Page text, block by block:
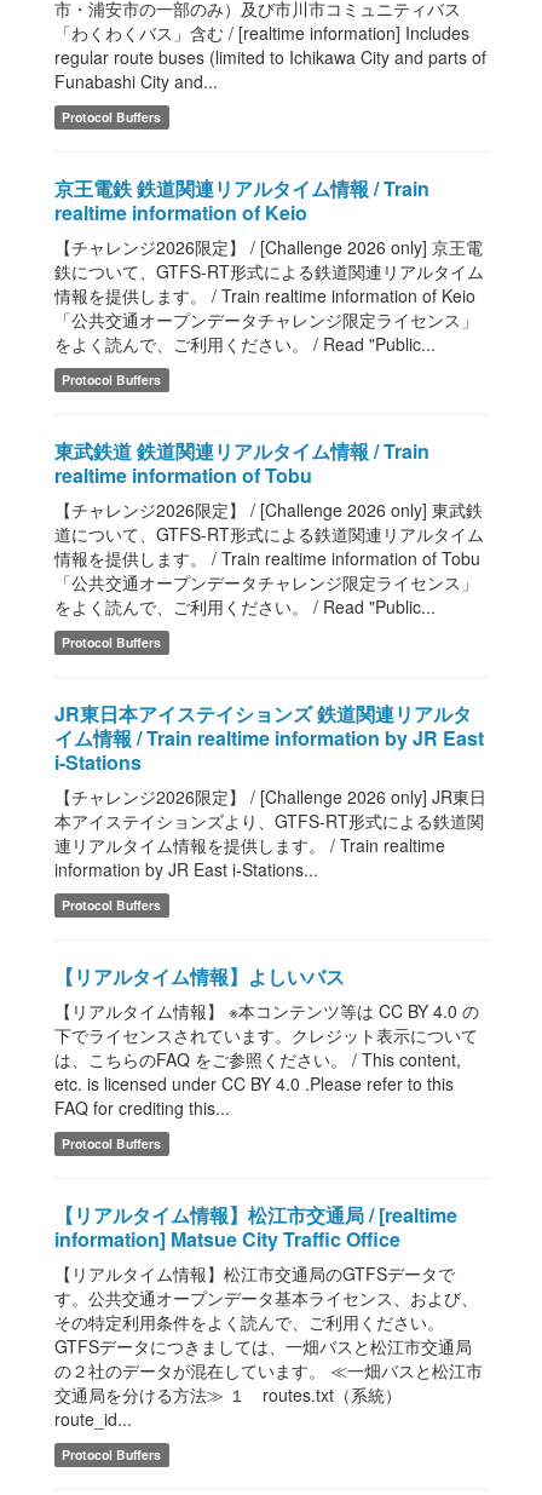
市・浦安市の一部のみ）及び市川市コミュニティバス
「わくわくバス」含む / [realtime information] Includes
regular route buses (limited to Ichikawa City and parts of
Funabashi City and...
Protocol Buffers
京王電鉄 鉄道関連リアルタイム情報 / Train
realtime information of Keio
【チャレンジ2026限定】 / [Challenge 2026 only] 京王電
鉄について、GTFS-RT形式による鉄道関連リアルタイム
情報を提供します。 / Train realtime information of Keio
「公共交通オープンデータチャレンジ限定ライセンス」
をよく読んで、ご利用ください。 / Read "Public...
Protocol Buffers
東武鉄道 鉄道関連リアルタイム情報 / Train
realtime information of Tobu
【チャレンジ2026限定】 / [Challenge 2026 only] 東武鉄
道について、GTFS-RT形式による鉄道関連リアルタイム
情報を提供します。 / Train realtime information of Tobu
「公共交通オープンデータチャレンジ限定ライセンス」
をよく読んで、ご利用ください。 / Read "Public...
Protocol Buffers
JR東日本アイステイションズ 鉄道関連リアルタ
イム情報 / Train realtime information by JR East
i-Stations
【チャレンジ2026限定】 / [Challenge 2026 only] JR東日
本アイステイションズより、GTFS-RT形式による鉄道関
連リアルタイム情報を提供します。 / Train realtime
information by JR East i-Stations...
Protocol Buffers
【リアルタイム情報】よしいバス
【リアルタイム情報】 ※本コンテンツ等は CC BY 4.0 の
下でライセンスされています。クレジット表示について
は、こちらのFAQ をご参照ください。 / This content,
etc. is licensed under CC BY 4.0 .Please refer to this
FAQ for crediting this...
Protocol Buffers
【リアルタイム情報】松江市交通局 / [realtime
information] Matsue City Traffic Office
【リアルタイム情報】松江市交通局のGTFSデータで
す。公共交通オープンデータ基本ライセンス、および、
その特定利用条件をよく読んで、ご利用ください。
GTFSデータにつきましては、一畑バスと松江市交通局
の２社のデータが混在しています。 ≪一畑バスと松江市
交通局を分ける方法≫ １ routes.txt（系統）
route_id...
Protocol Buffers